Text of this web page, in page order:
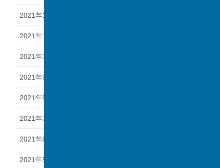
2021年12月
2021年11月
2021年10月
2021年9月
2021年8月
2021年7月
2021年6月
2021年5月